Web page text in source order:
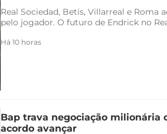
Real Sociedad, Betis, Villarreal e
pelo jogador. O futuro de Endrick no
Há 10 horas
Bap trava negociação milionária
acordo avançar